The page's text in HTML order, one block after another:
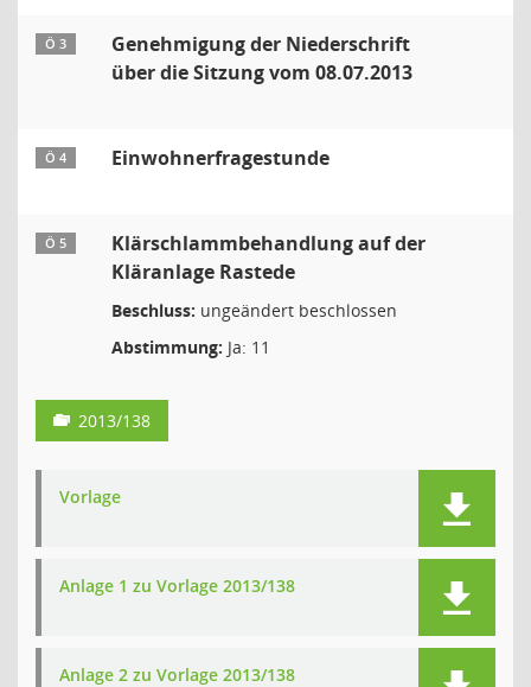
Ö 3
Genehmigung der Niederschrift
über die Sitzung vom 08.07.2013
Ö 4 Einwohnerfragestunde
Ö 5
Klärschlammbehandlung auf der
Kläranlage Rastede
Beschluss: ungeändert beschlossen
Abstimmung: Ja: 11
2013/138
Vorlage
Anlage 1 zu Vorlage 2013/138
Anlage 2 zu Vorlage 2013/138